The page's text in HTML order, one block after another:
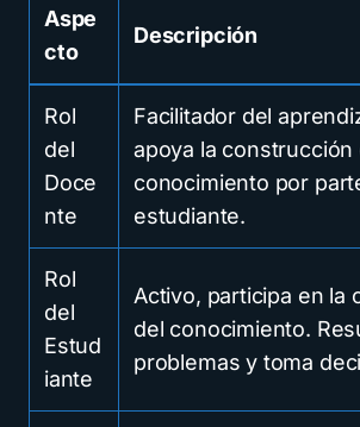
Aspe
cto
Descripción
Rol
del
Doce
nte
Facilitador del
apoya la construcción
conocimiento por
estudiante.
Rol
del
Estud
iante
Activo, participa en la
del conocimiento.
problemas y toma